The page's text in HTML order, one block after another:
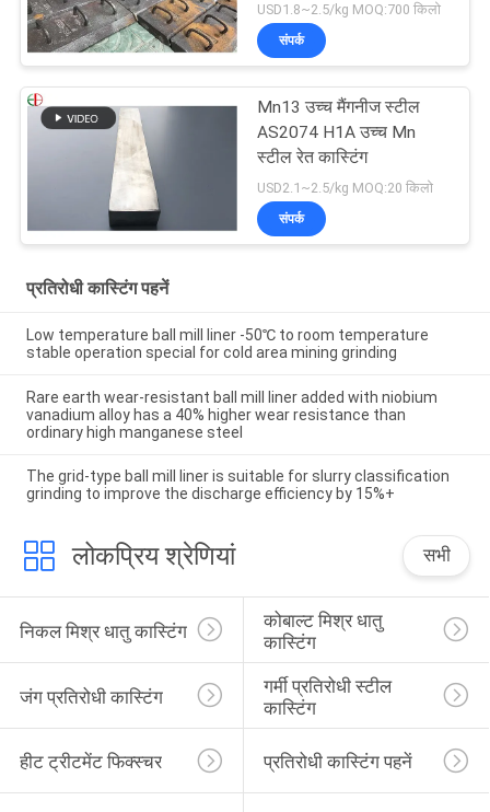
USD1.8~2.5/kg MOQ:700 किलो
संपर्क
Mn13 उच्च मैंगनीज स्टील
AS2074 H1A उच्च Mn
स्टील रेत कास्टिंग
USD2.1~2.5/kg MOQ:20 किलो
संपर्क
प्रतिरोधी कास्टिंग पहनें
Low temperature ball mill liner -50℃ to room temperature
stable operation special for cold area mining grinding
Rare earth wear-resistant ball mill liner added with niobium
vanadium alloy has a 40% higher wear resistance than
ordinary high manganese steel
The grid-type ball mill liner is suitable for slurry classification
grinding to improve the discharge efficiency by 15%+
लोकप्रिय श्रेणियां सभी
निकल मिश्र धातु कास्टिंग
कोबाल्ट मिश्र धातु
कास्टिंग
जंग प्रतिरोधी कास्टिंग
गर्मी प्रतिरोधी स्टील
कास्टिंग
हीट ट्रीटमेंट फिक्स्चर प्रतिरोधी कास्टिंग पहनें